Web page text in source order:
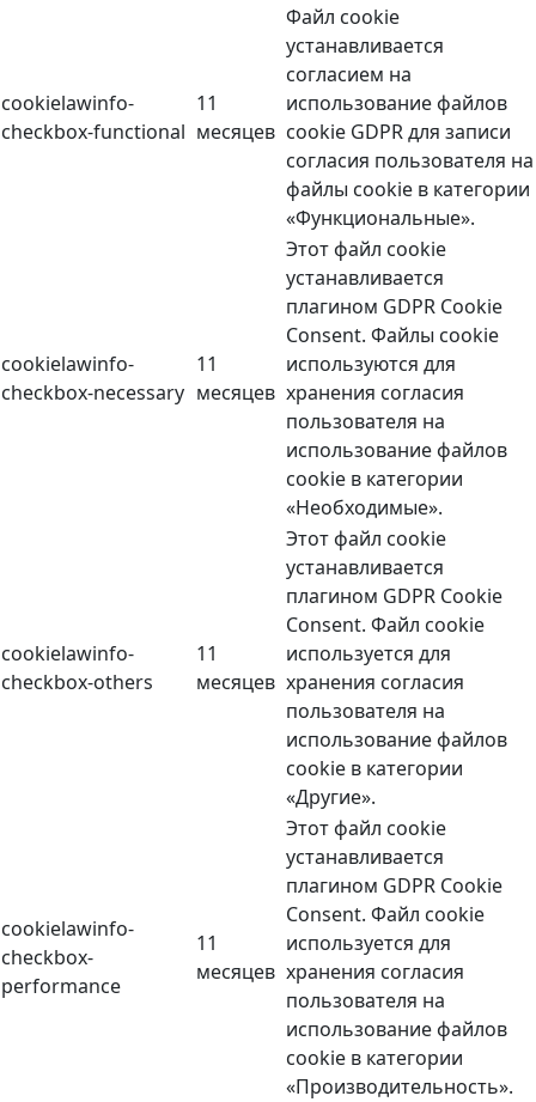
cookielawinfo-
checkbox-functional
11
месяцев
Файл cookie
устанавливается
согласием на
использование файлов
cookie GDPR для записи
согласия пользователя на
файлы cookie в категории
«Функциональные».
cookielawinfo-
checkbox-necessary
11
месяцев
Этот файл cookie
устанавливается
плагином GDPR Cookie
Consent. Файлы cookie
используются для
хранения согласия
пользователя на
использование файлов
cookie в категории
«Необходимые».
cookielawinfo-
checkbox-others
11
месяцев
Этот файл cookie
устанавливается
плагином GDPR Cookie
Consent. Файл cookie
используется для
хранения согласия
пользователя на
использование файлов
cookie в категории
«Другие».
cookielawinfo-
checkbox-
performance
11
месяцев
Этот файл cookie
устанавливается
плагином GDPR Cookie
Consent. Файл cookie
используется для
хранения согласия
пользователя на
использование файлов
cookie в категории
«Производительность».